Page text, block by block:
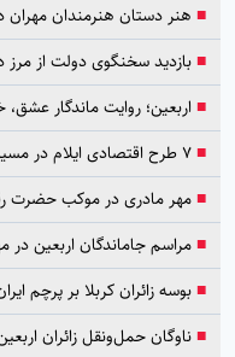
■ هنر دستان هنرمندان مهران
■بازدید سخنگوی دولت از مرز
■ اربعین؛ روایت ماندگار
■۷ طرح اقتصادی ایلام در مسیر رفع موانع
■مهر مادری در موکب حضرت
■مراسم جاماندگان اربعین در
■بوسه زائران کربلا بر پرچم
■ناوگان حمل‌ونقل زائران